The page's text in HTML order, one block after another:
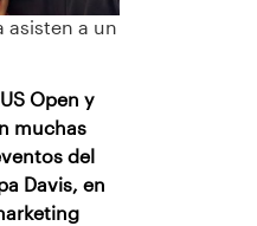
asisten a un
Open y
muchas
del
Davis, en